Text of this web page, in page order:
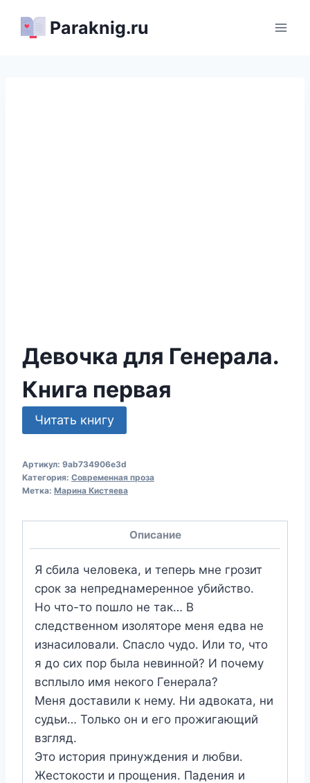
Paraknig.ru
Девочка для Генерала.
Книга первая
Читать книгу
Артикул: 9ab734906e3d
Категория: Современная проза
Метка: Марина Кистяева
Описание
Я сбила человека, и теперь мне грозит
срок за непреднамеренное убийство.
Но что-то пошло не так… В
следственном изоляторе меня едва не
изнасиловали. Спасло чудо. Или то, что
я до сих пор была невинной? И почему
всплыло имя некого Генерала?
Меня доставили к нему. Ни адвоката, ни
судьи… Только он и его прожигающий
взгляд.
Это история принуждения и любви.
Жестокости и прощения. Падения и